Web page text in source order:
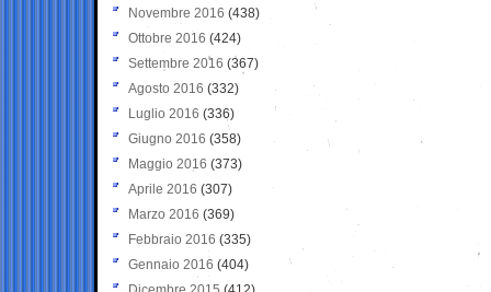
Novembre 2016 (438)
Ottobre 2016 (424)
Settembre 2016 (367)
Agosto 2016 (332)
Luglio 2016 (336)
Giugno 2016 (358)
Maggio 2016 (373)
Aprile 2016 (307)
Marzo 2016 (369)
Febbraio 2016 (335)
Gennaio 2016 (404)